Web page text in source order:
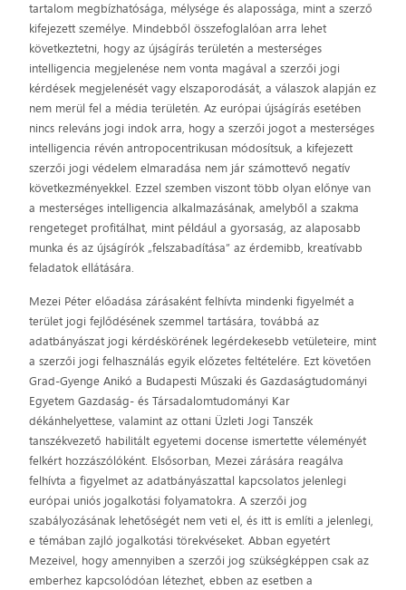
tartalom megbízhatósága, mélysége és alapossága, mint a szerző
kifejezett személye. Mindebből összefoglalóan arra lehet
következtetni, hogy az újságírás területén a mesterséges
intelligencia megjelenése nem vonta magával a szerzői jogi
kérdések megjelenését vagy elszaporodását, a válaszok alapján ez
nem merül fel a média területén. Az európai újságírás esetében
nincs releváns jogi indok arra, hogy a szerzői jogot a mesterséges
intelligencia révén antropocentrikusan módosítsuk, a kifejezett
szerzői jogi védelem elmaradása nem jár számottevő negatív
következményekkel. Ezzel szemben viszont több olyan előnye van
a mesterséges intelligencia alkalmazásának, amelyből a szakma
rengeteget profitálhat, mint például a gyorsaság, az alaposabb
munka és az újságírók „felszabadítása” az érdemibb, kreatívabb
feladatok ellátására.
Mezei Péter előadása zárásaként felhívta mindenki figyelmét a
terület jogi fejlődésének szemmel tartására, továbbá az
adatbányászat jogi kérdéskörének legérdekesebb vetületeire, mint
a szerzői jogi felhasználás egyik előzetes feltételére. Ezt követően
Grad-Gyenge Anikó a Budapesti Műszaki és Gazdaságtudományi
Egyetem Gazdaság- és Társadalomtudományi Kar
dékánhelyettese, valamint az ottani Üzleti Jogi Tanszék
tanszékvezető habilitált egyetemi docense ismertette véleményét
felkért hozzászólóként. Elsősorban, Mezei zárására reagálva
felhívta a figyelmet az adatbányászattal kapcsolatos jelenlegi
európai uniós jogalkotási folyamatokra. A szerzői jog
szabályozásának lehetőségét nem veti el, és itt is említi a jelenlegi,
e témában zajló jogalkotási törekvéseket. Abban egyetért
Mezeivel, hogy amennyiben a szerzői jog szükségképpen csak az
emberhez kapcsolódóan létezhet, ebben az esetben a